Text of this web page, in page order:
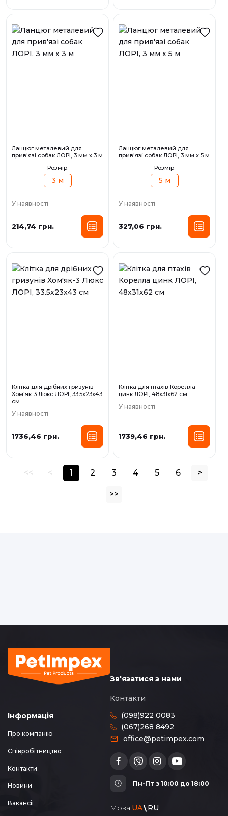
Ланцюг металевий для
прив'язі собак ЛОРІ, 3 мм х 3 м
Розмір:
3 м
У наявності
214,74 грн.
Ланцюг металевий для
прив'язі собак ЛОРІ, 3 мм х 5 м
Розмір:
5 м
У наявності
327,06 грн.
Клітка для дрібних гризунів
Хом'як-3 Люкс ЛОРІ, 33.5х23х43
см
У наявності
1736,46 грн.
Клітка для птахів Корелла
цинк ЛОРІ, 48х31х62 см
У наявності
1739,46 грн.
<< < 1 2 3 4 5 6 >
>>
Інформація
Про компанію
Співробітництво
Контакти
Новини
Вакансії
Зв'язатися з нами
Контакти
(098)922 0083
(067)268 8492
office@petimpex.com
Пн-Пт з 10:00 до 18:00
Мова:UA RU